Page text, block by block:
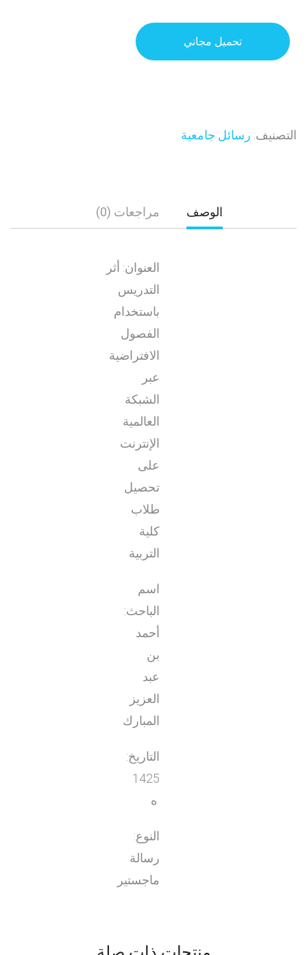
تحميل مجاني
التصنيف: رسائل جامعية
الوصف مراجعات (0)
العنوان: أثر
التدريس
باستخدام
الفصول
الافتراضية
عبر
الشبكة
العالمية
الإنترنت
على
تحصيل
طلاب
كلية
التربية
اسم
الباحث:
أحمد
بن
عبد
العزيز
المبارك
التاريخ:
1425
ه
النوع:
رسالة
ماجستير